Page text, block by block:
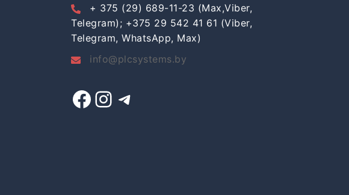
+ 375 (29) 689-11-23 (Max,Viber,
Telegram); +375 29 542 41 61 (Viber,
Telegram, WhatsApp, Max)
info@plcsystems.by